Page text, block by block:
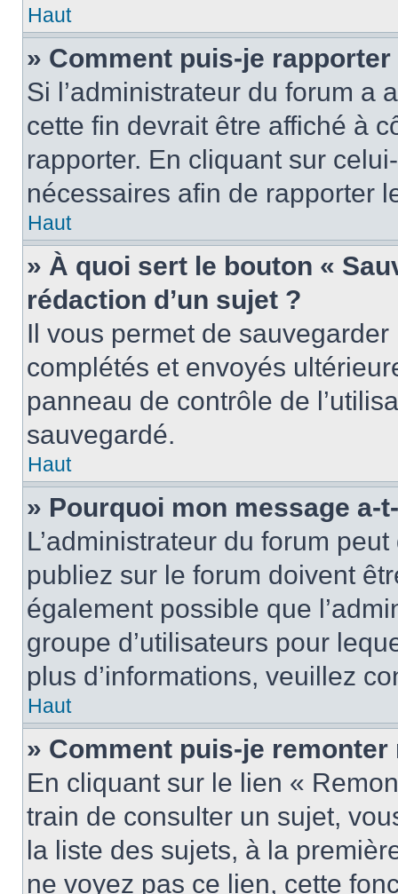
Haut
» Comment puis-je
Si l’administrateur du forum a
cette fin devrait être affiché à
rapporter. En cliquant sur
nécessaires afin de rapporter
Haut
» À quoi sert le bouton «
rédaction d’un sujet ?
Il vous permet de
complétés et envoyés
panneau de contrôle de
sauvegardé.
Haut
» Pourquoi mon message a-
L’administrateur du forum
publiez sur le forum doivent
également possible que
groupe d’utilisateurs pour
plus d’informations, veuillez
Haut
» Comment puis-je
En cliquant sur le lien «
train de consulter un sujet,
la liste des sujets, à la
ne voyez pas ce lien, cette